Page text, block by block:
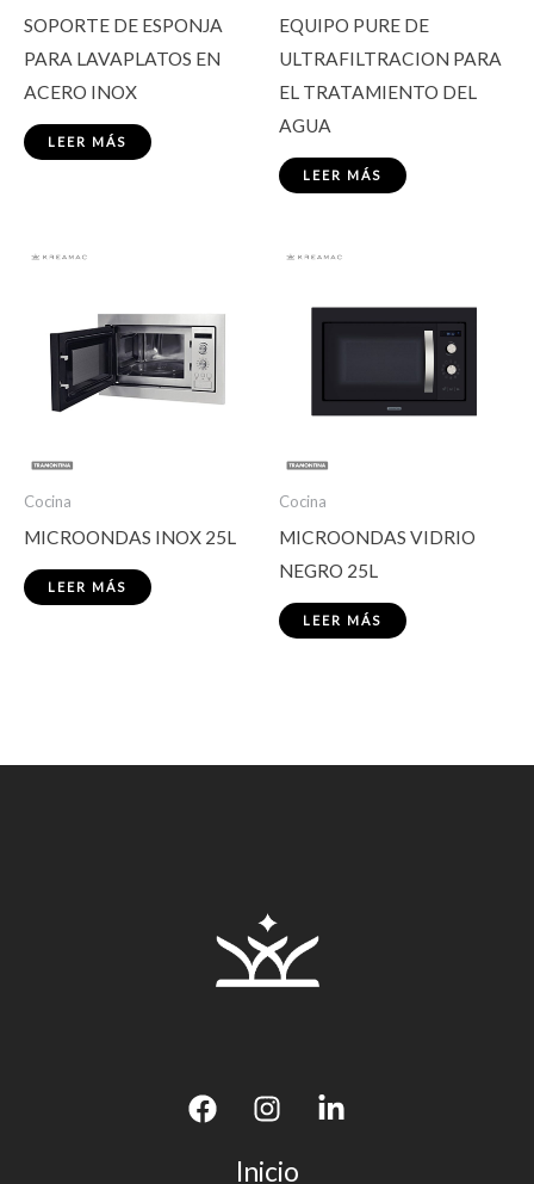
SOPORTE DE ESPONJA
PARA LAVAPLATOS EN
ACERO INOX
LEER MÁS
EQUIPO PURE DE
ULTRAFILTRACION PARA
EL TRATAMIENTO DEL
AGUA
LEER MÁS
Cocina
MICROONDAS INOX 25L
LEER MÁS
Cocina
MICROONDAS VIDRIO
NEGRO 25L
LEER MÁS
Inicio